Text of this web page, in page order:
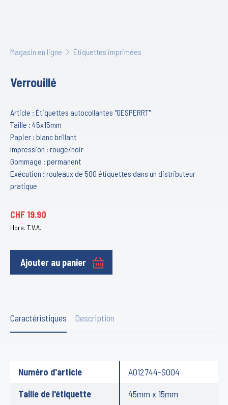
Magasin en ligne Étiquettes imprimées
Verrouillé
Article : Étiquettes autocollantes "GESPERRT"
Taille : 45x15mm
Papier : blanc brillant
Impression : rouge/noir
Gommage : permanent
Exécution : rouleaux de 500 étiquettes dans un distributeur
pratique
CHF 19.90
Hors. T.V.A.
Ajouter au panier
Caractéristiques Description
Numéro d'article
A012744-S004
Taille de l'étiquette
45mm x 15mm